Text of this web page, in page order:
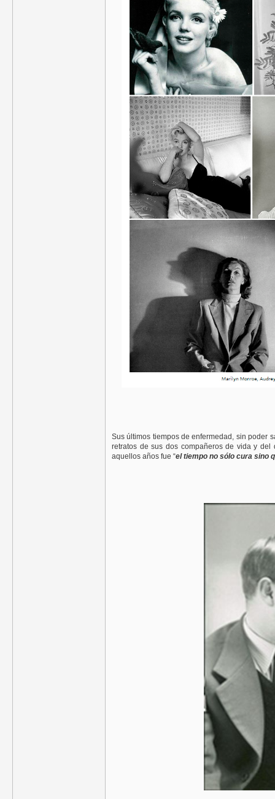
Sus últimos tiempos de enfermedad, sin poder
retratos de sus dos compañeros de vida y
aquellos años fue “el tiempo no sólo cura sino